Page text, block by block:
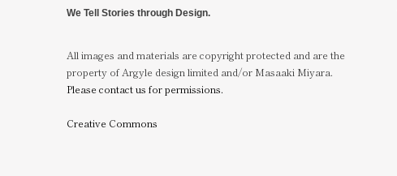
We Tell Stories through Design.
All images and materials are copyright protected and are the
property of Argyle design limited and/or Masaaki Miyara.
Please contact us for permissions.
Creative Commons